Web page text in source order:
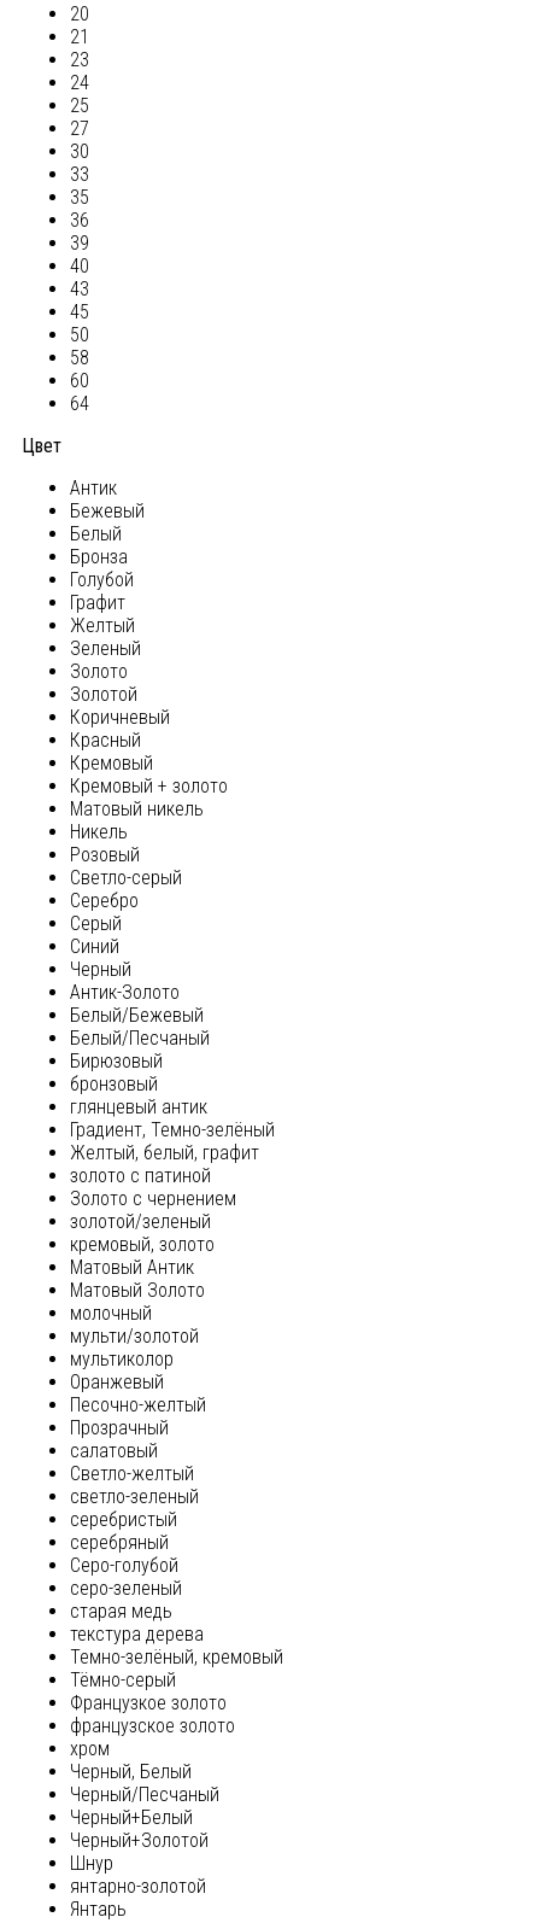
20
21
23
24
25
27
30
33
35
36
39
40
43
45
50
58
60
64
Цвет
Антик
Бежевый
Белый
Бронза
Голубой
Графит
Желтый
Зеленый
Золото
Золотой
Коричневый
Красный
Кремовый
Кремовый + золото
Матовый никель
Никель
Розовый
Светло-серый
Серебро
Серый
Синий
Черный
Антик-Золото
Белый/Бежевый
Белый/Песчаный
Бирюзовый
бронзовый
глянцевый антик
Градиент, Темно-зелёный
Желтый, белый, графит
золото с патиной
Золото с чернением
золотой/зеленый
кремовый, золото
Матовый Антик
Матовый Золото
молочный
мульти/золотой
мультиколор
Оранжевый
Песочно-желтый
Прозрачный
салатовый
Светло-желтый
светло-зеленый
серебристый
серебряный
Серо-голубой
серо-зеленый
старая медь
текстура дерева
Темно-зелёный, кремовый
Тёмно-серый
Французкое золото
французское золото
хром
Черный, Белый
Черный/Песчаный
Черный+Белый
Черный+Золотой
Шнур
янтарно-золотой
Янтарь